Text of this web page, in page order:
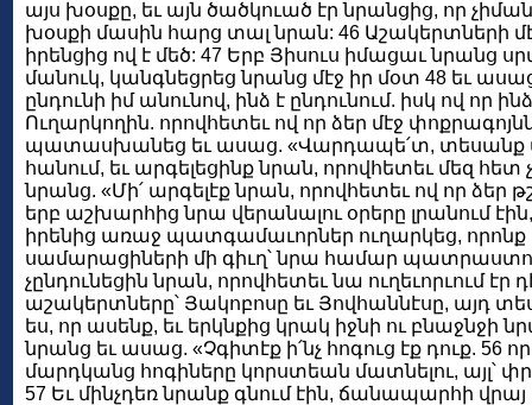
այս խօսքը, եւ այն ծածկուած էր նրանցից, որ
խօսքի մասին հարց տալ նրան: 46 Աշակերտների
իրենցից ով է մեծ: 47 Երբ Յիսուս իմացաւ նրանց
մանուկ, կանգնեցրեց նրանց մէջ իր մօտ 48 եւ
ընդունի իմ անունով, ինձ է ընդունում. իսկ ով որ
Ուղարկողին. որովհետեւ ով որ ձեր մէջ
պատասխանեց եւ ասաց. «Վարդապե՛տ, տեսանք
հանում, եւ արգելեցինք նրան, որովհետեւ մեզ հետ
նրանց. «Մի՛ արգելէք նրան, որովհետեւ ով որ ձեր
երբ աշխարհից նրա վերանալու օրերը լրանում
իրենից առաջ պատգամաւորներ ուղարկեց,
սամարացիների մի գիւղ՝ նրա համար
չընդունեցին նրան, որովհետեւ նա ուղեւորւում էր
աշակերտները՝ Յակոբոսը եւ Յովհաննէսը, այդ
ես, որ ասենք, եւ երկնքից կրակ իջնի ու բնաջնջի
նրանց եւ ասաց. «Չգիտէք ի՛նչ հոգուց էք դուք. 56
մարդկանց հոգիները կորստեան մատնելու, այլ՝
57 Եւ մինչդեռ նրանք գնում էին, ճանապարհի